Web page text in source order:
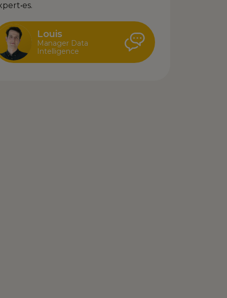
Louis
Manager Data
Intelligence